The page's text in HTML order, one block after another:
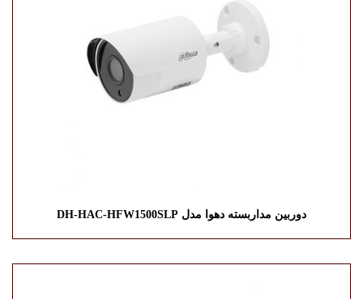
دوربین مداربسته دهوا مدل DH-HAC-HFW1500SLP